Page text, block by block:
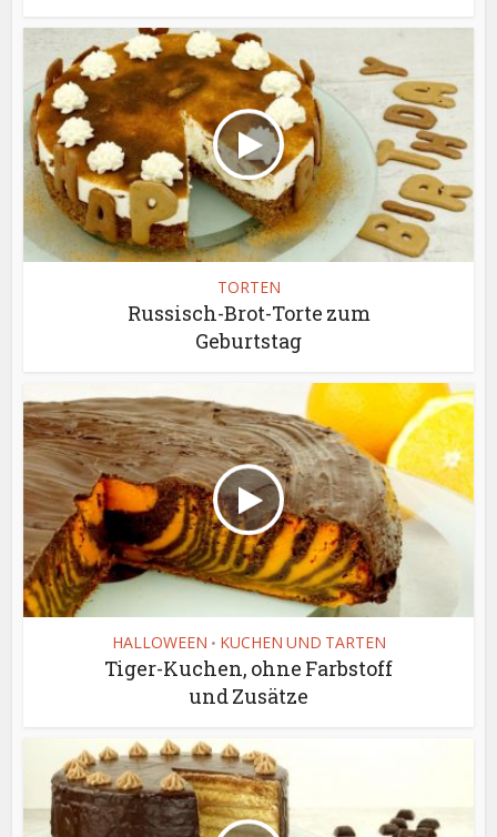
TORTEN
Russisch-Brot-Torte zum
Geburtstag
HALLOWEEN • KUCHEN UND TARTEN
Tiger-Kuchen, ohne Farbstoff
und Zusätze